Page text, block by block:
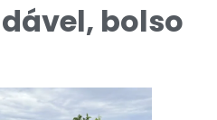
bolso